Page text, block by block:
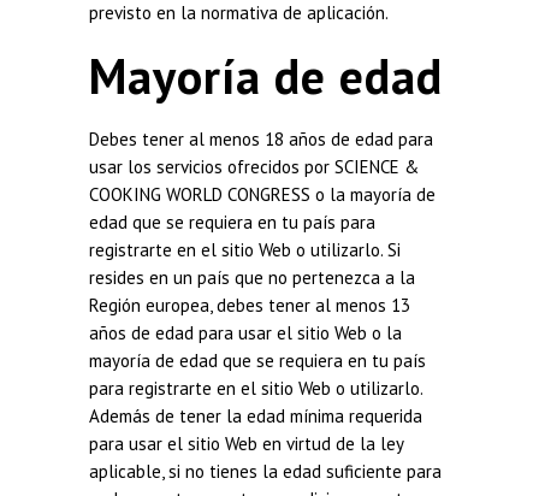
previsto en la normativa de aplicación.
Mayoría de edad
Debes tener al menos 18 años de edad para
usar los servicios ofrecidos por SCIENCE &
COOKING WORLD CONGRESS o la mayoría de
edad que se requiera en tu país para
registrarte en el sitio Web o utilizarlo. Si
resides en un país que no pertenezca a la
Región europea, debes tener al menos 13
años de edad para usar el sitio Web o la
mayoría de edad que se requiera en tu país
para registrarte en el sitio Web o utilizarlo.
Además de tener la edad mínima requerida
para usar el sitio Web en virtud de la ley
aplicable, si no tienes la edad suficiente para